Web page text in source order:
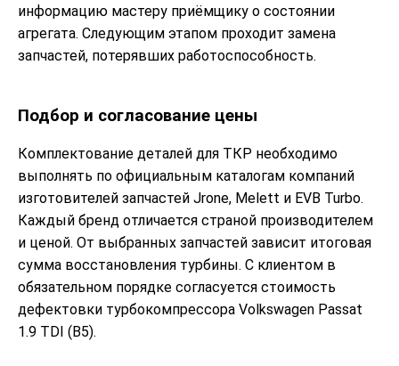
информацию мастеру приёмщику о состоянии
агрегата. Следующим этапом проходит замена
запчастей, потерявших работоспособность.
Подбор и согласование цены
Комплектование деталей для ТКР необходимо
выполнять по официальным каталогам компаний
изготовителей запчастей Jrone, Melett и EVB Turbo.
Каждый бренд отличается страной производителем
и ценой. От выбранных запчастей зависит итоговая
сумма восстановления турбины. С клиентом в
обязательном порядке согласуется стоимость
дефектовки турбокомпрессора Volkswagen Passat
1.9 TDI (B5).